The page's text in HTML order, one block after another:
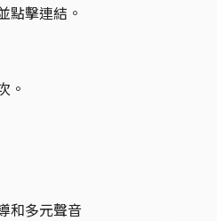
點擊連結。
。
和多元聲音